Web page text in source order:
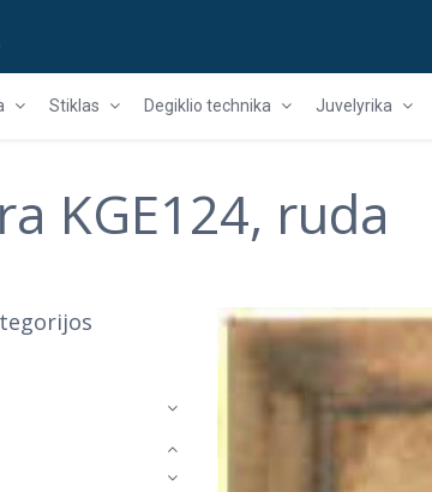
Stiklas Degiklio technika Juvelyrika
KGE124, ruda